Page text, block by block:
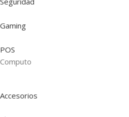
Gaming
POS
Computo
Accesorios